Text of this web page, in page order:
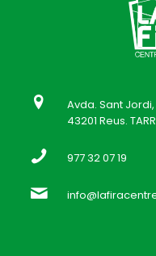
Avda. Sant Jordi,
43201 Reus.
977 32 07 19